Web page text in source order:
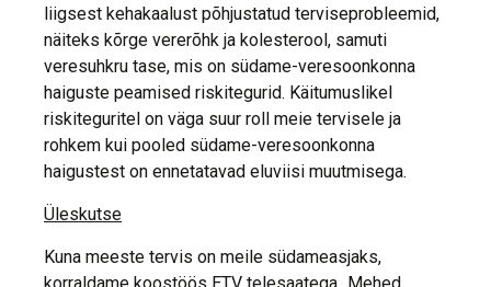
liigsest kehakaalust põhjustatud terviseprobleemid,
näiteks kõrge vererõhk ja kolesterool, samuti
veresuhkru tase, mis on südame-veresoonkonna
haiguste peamised riskitegurid. Käitumuslikel
riskiteguritel on väga suur roll meie tervisele ja
rohkem kui pooled südame-veresoonkonna
haigustest on ennetatavad eluviisi muutmisega.
Üleskutse
Kuna meeste tervis on meile südameasjaks,